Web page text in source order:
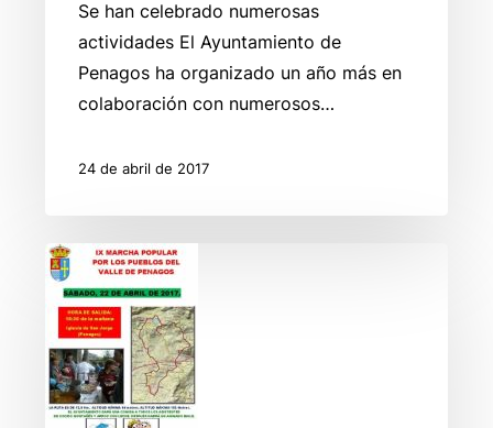
Se han celebrado numerosas
actividades El Ayuntamiento de
Penagos ha organizado un año más en
colaboración con numerosos…
24 de abril de 2017
IX
Marcha
Popular
por
los
pueblos